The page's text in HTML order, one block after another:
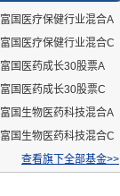
富国医疗保健行业混合A
富国医疗保健行业混合C
富国医药成长30股票A
富国医药成长30股票C
富国生物医药科技混合A
富国生物医药科技混合C
查看旗下全部基金>>